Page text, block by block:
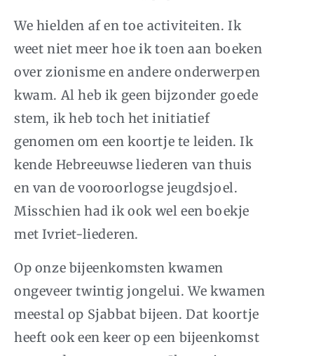
We hielden af en toe activiteiten. Ik
weet niet meer hoe ik toen aan boeken
over zionisme en andere onderwerpen
kwam. Al heb ik geen bijzonder goede
stem, ik heb toch het initiatief
genomen om een koortje te leiden. Ik
kende Hebreeuwse liederen van thuis
en van de vooroorlogse jeugdsjoel.
Misschien had ik ook wel een boekje
met Ivriet-liederen.
Op onze bijeenkomsten kwamen
ongeveer twintig jongelui. We kwamen
meestal op Sjabbat bijeen. Dat koortje
heeft ook een keer op een bijeenkomst